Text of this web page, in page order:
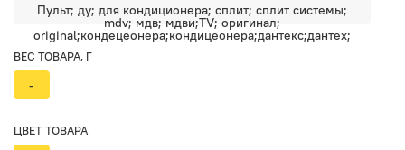
Пульт; ду; для кондиционера; сплит; сплит системы;
mdv; мдв; мдви;TV; оригинал;
original;кондецеонера;кондицеонера;дантекс;дантех;
ВЕС ТОВАРА, Г
-
ЦВЕТ ТОВАРА